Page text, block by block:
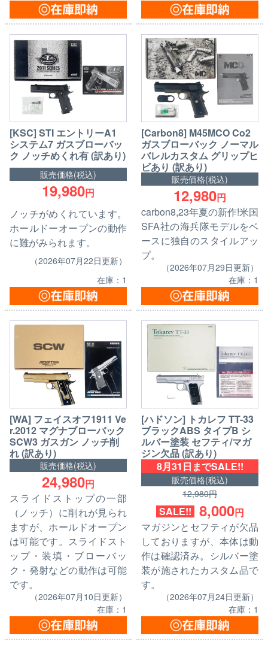
[KSC] STI エントリーA1
システム7 ガスブローバッ
ク ノッチめくれ有 (訳あり)
販売価格(税込)
19,980円
ノッチがめくれています。
ホールドーオープンの動作
に難がみられます。
（2026年07月22日更新）
在庫：1
[Carbon8] M45MCO Co2
ガスブローバック ノーマル
バレルカスタム グリップヒ
ビあり (訳あり)
販売価格(税込)
12,980円
carbon8,23年夏の新作!米国
SFA社の海兵隊モデルをベ
ースに独自のスタイルアッ
プ。
（2026年07月29日更新）
在庫：1
[WA] フェイスオフ1911 Ve
r.2012 マグナブローバック
SCW3 ガスガン ノッチ削
れ (訳あり)
販売価格(税込)
24,980円
スライドストップの一部
（ノッチ）に削れが見られ
ますが、ホールドオープン
は可能です。スライドスト
ップ・装填・ブローバッ
ク・発射などの動作は可能
です。
（2026年07月10日更新）
在庫：1
[ハドソン] トカレフ TT-33
ブラックABS タイプB シ
ルバー塗装 セフティ/マガ
ジン欠品 (訳あり)
8月31日までSALE!!
販売価格(税込)
12,980円
SALE!! 8,000円
マガジンとセフティが欠品
しておりますが、本体は動
作は確認済み。シルバー塗
装が施されたカスタム品で
す。
（2026年07月24日更新）
在庫：1